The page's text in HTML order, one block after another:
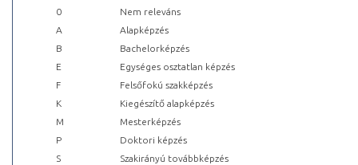
0
Nem releváns
A
Alapképzés
B
Bachelorképzés
E
Egységes osztatlan képzés
F
Felsőfokú szakképzés
K
Kiegészítő alapképzés
M
Mesterképzés
P
Doktori képzés
S
Szakirányú továbbképzés